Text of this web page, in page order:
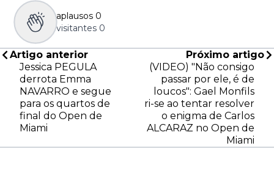
aplausos 0
visitantes 0
Artigo anterior
Jessica PEGULA
derrota Emma
NAVARRO e segue
para os quartos de
final do Open de
Miami
Próximo artigo
(VIDEO) "Não consigo
passar por ele, é de
loucos": Gael Monfils
ri-se ao tentar resolver
o enigma de Carlos
ALCARAZ no Open de
Miami